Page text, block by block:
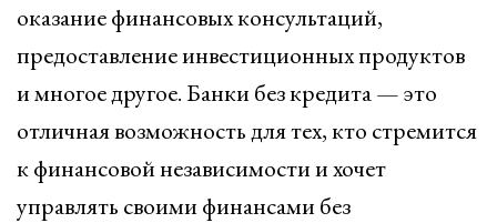
оказание финансовых консультаций,
предоставление инвестиционных продуктов
и многое другое. Банки без кредита — это
отличная возможность для тех, кто стремится
к финансовой независимости и хочет
управлять своими финансами без